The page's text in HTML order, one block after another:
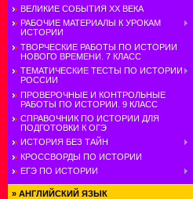
ВЕЛИКИЕ СОБЫТИЯ ХХ ВЕКА
РАБОЧИЕ МАТЕРИАЛЫ К УРОКАМ
ИСТОРИИ
ТВОРЧЕСКИЕ РАБОТЫ ПО ИСТОРИИ
НОВОГО ВРЕМЕНИ. 7 КЛАСС
ТЕМАТИЧЕСКИЕ ТЕСТЫ ПО ИСТОРИИ
РОССИИ
ПРОВЕРОЧНЫЕ И КОНТРОЛЬНЫЕ
РАБОТЫ ПО ИСТОРИИ. 9 КЛАСС
СПРАВОЧНИК ПО ИСТОРИИ ДЛЯ
ПОДГОТОВКИ К ОГЭ
ИСТОРИЯ БЕЗ ТАЙН
КРОССВОРДЫ ПО ИСТОРИИ
ЕГЭ ПО ИСТОРИИ
» АНГЛИЙСКИЙ ЯЗЫК